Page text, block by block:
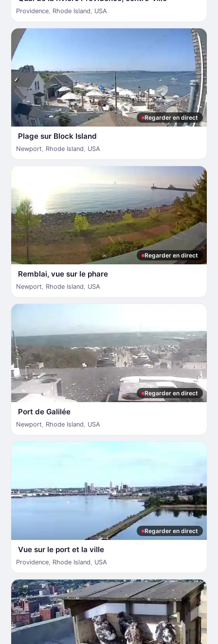
Providence, Rhode Island, USA
Regarder en direct
Plage sur Block Island
Newport, Rhode Island, USA
Regarder en direct
Remblai, vue sur le phare
Newport, Rhode Island, USA
Regarder en direct
Port de Galilée
Newport, Rhode Island, USA
Regarder en direct
Vue sur le port et la ville
Providence, Rhode Island, USA